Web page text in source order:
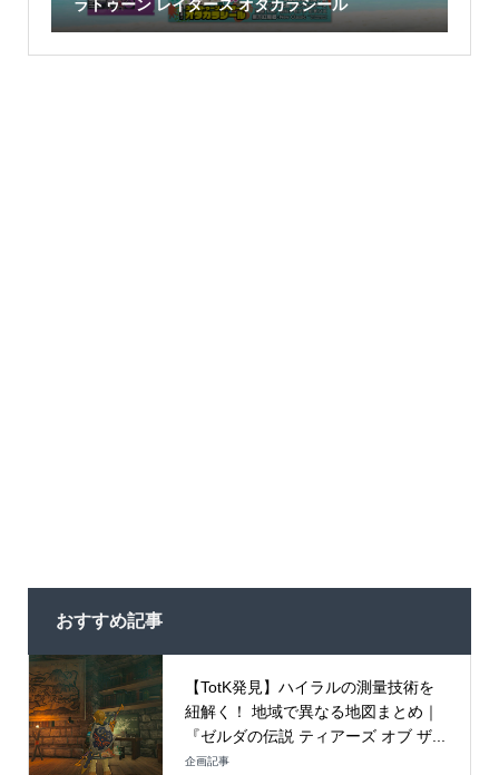
ラトゥーン レイダース オタカラシール
おすすめ記事
【TotK発見】ハイラルの測量技術を
紐解く！ 地域で異なる地図まとめ｜
『ゼルダの伝説 ティアーズ オブ ザ...
企画記事